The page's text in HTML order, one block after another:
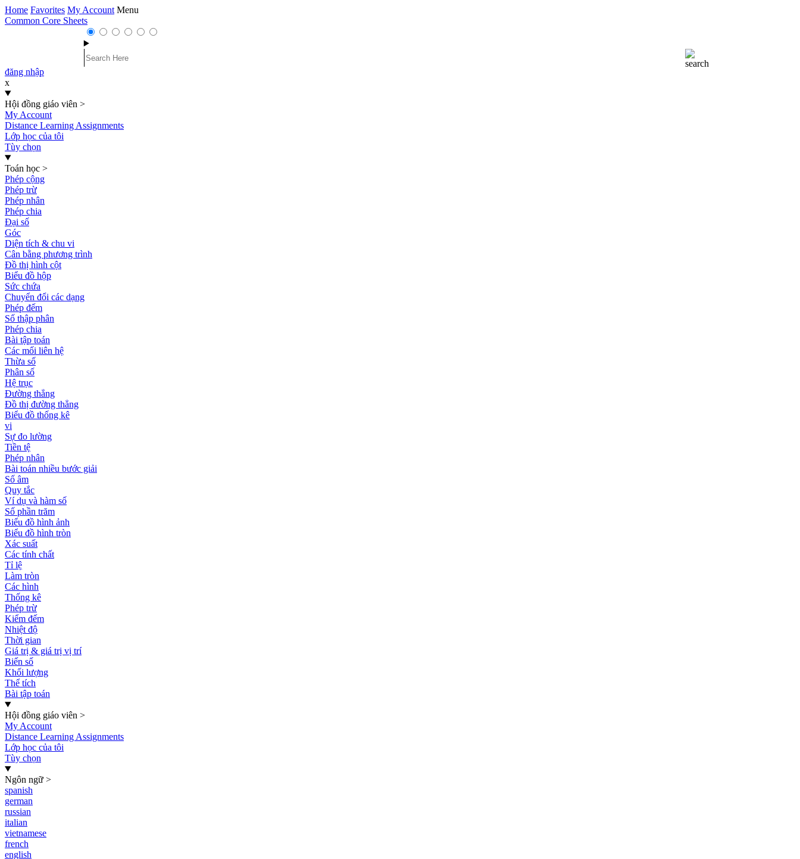
Home Favorites My Account Menu
Common Core Sheets
đăng nhập
x
Hội đồng giáo viên >
My Account
Distance Learning Assignments
Lớp học của tôi
Tùy chọn
Toán học >
Phép cộng
Phép trừ
Phép nhân
Phép chia
Đại số
Góc
Diện tích & chu vi
Cân bằng phương trình
Đồ thị hình cột
Biểu đồ hộp
Sức chứa
Chuyển đổi các dạng
Phép đếm
Số thập phân
Phép chia
Bài tập toán
Các mối liên hệ
Thừa số
Phân số
Hệ trục
Đường thẳng
Đồ thị đường thẳng
Biểu đồ thống kê
vi
Sự đo lường
Tiền tệ
Phép nhân
Bài toán nhiều bước giải
Số âm
Quy tắc
Ví dụ và hàm số
Số phần trăm
Biểu đồ hình ảnh
Biểu đồ hình tròn
Xác suất
Các tính chất
Tỉ lệ
Làm tròn
Các hình
Thống kê
Phép trừ
Kiểm đếm
Nhiệt độ
Thời gian
Giá trị & giá trị vị trí
Biến số
Khối lượng
Thể tích
Bài tập toán
Hội đồng giáo viên >
My Account
Distance Learning Assignments
Lớp học của tôi
Tùy chọn
Ngôn ngữ >
spanish
german
russian
italian
vietnamese
french
english